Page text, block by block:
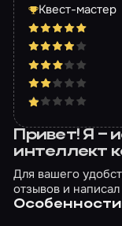
Квест-мастер
Привет! Я –
интеллект
Для вашего
отзывов и